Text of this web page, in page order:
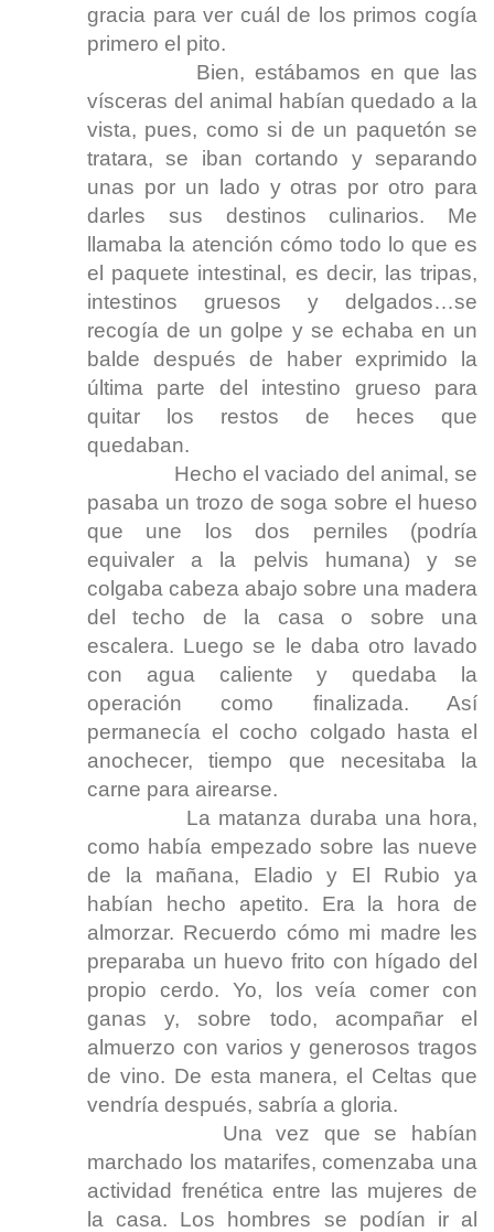
gracia para ver cuál de los primos cogía
primero el pito.
Bien, estábamos en que las
vísceras del animal habían quedado a la
vista, pues, como si de un paquetón se
tratara, se iban cortando y separando
unas por un lado y otras por otro para
darles sus destinos culinarios. Me
llamaba la atención cómo todo lo que es
el paquete intestinal, es decir, las tripas,
intestinos gruesos y delgados…se
recogía de un golpe y se echaba en un
balde después de haber exprimido la
última parte del intestino grueso para
quitar los restos de heces que
quedaban.
Hecho el vaciado del animal, se
pasaba un trozo de soga sobre el hueso
que une los dos perniles (podría
equivaler a la pelvis humana) y se
colgaba cabeza abajo sobre una madera
del techo de la casa o sobre una
escalera. Luego se le daba otro lavado
con agua caliente y quedaba la
operación como finalizada. Así
permanecía el cocho colgado hasta el
anochecer, tiempo que necesitaba la
carne para airearse.
La matanza duraba una hora,
como había empezado sobre las nueve
de la mañana, Eladio y El Rubio ya
habían hecho apetito. Era la hora de
almorzar. Recuerdo cómo mi madre les
preparaba un huevo frito con hígado del
propio cerdo. Yo, los veía comer con
ganas y, sobre todo, acompañar el
almuerzo con varios y generosos tragos
de vino. De esta manera, el Celtas que
vendría después, sabría a gloria.
Una vez que se habían
marchado los matarifes, comenzaba una
actividad frenética entre las mujeres de
la casa. Los hombres se podían ir al